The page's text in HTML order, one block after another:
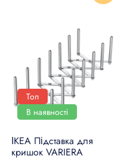
Топ
В наявності
ІКЕА Підставка для
кришок VARIERA